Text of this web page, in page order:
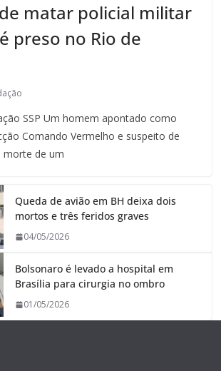
matar policial militar
preso no Rio de
SSP Um homem apontado como
Comando Vermelho e suspeito de
morte de um
Queda de avião em BH deixa dois
mortos e três feridos graves
04/05/2026
Bolsonaro é levado a hospital em
Brasília para cirurgia no ombro
01/05/2026